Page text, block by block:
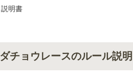
説明書
ダチョウレースのルール説明